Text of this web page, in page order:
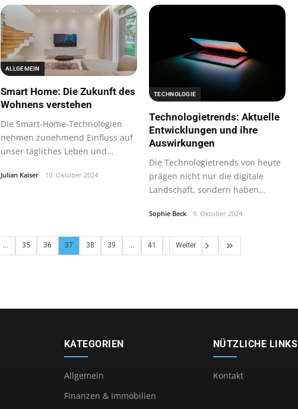
ALLGEMEIN
Smart Home: Die Zukunft des
Wohnens verstehen
Die Smart-Home-Technologien
nehmen zunehmend Einfluss auf
unser tägliches Leben und
Julian Kaiser 10. Oktober 2024
TECHNOLOGIE
Technologietrends: Aktuelle
Entwicklungen und ihre
Auswirkungen
Die Technologietrends von heute
prägen nicht nur die digitale
Landschaft, sondern haben
Sophie Beck 9. Oktober 2024
... 35 36 37 38 39 ... 41 Weiter
KATEGORIEN
Allgemein
Finanzen & Immobilien
NÜTZLICHE LINKS
Kontakt